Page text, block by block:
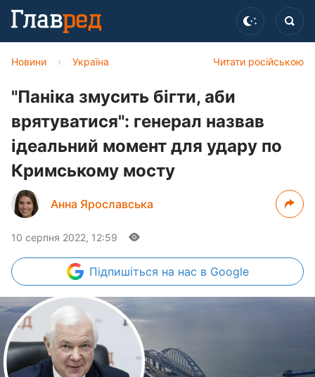
Читати російською
Новини › Україна
"Паніка змусить бігти, аби
врятуватися": генерал назвав
ідеальний момент для удару по
Кримському мосту
Анна Ярославська
10 серпня 2022, 12:59
Підпишіться на нас в Google